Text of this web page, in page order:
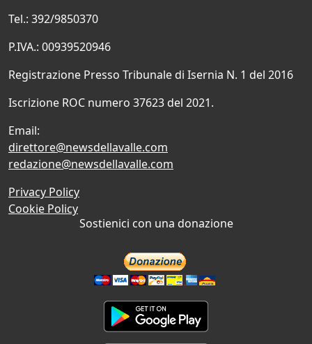
Tel.: 392/9850370
P.IVA.: 00939520946
Registrazione Presso Tribunale di Isernia N. 1 del 2016
Iscrizione ROC numero 37623 del 2021.
Email:
direttore@newsdellavalle.com
redazione@newsdellavalle.com
Privacy Policy
Cookie Policy
Sostienici con una donazione